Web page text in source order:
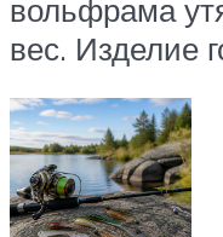
вольфрама
вес. Изделие